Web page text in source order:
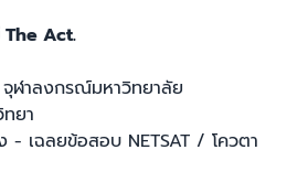
Act.
ฬาลงกรณ์มหาวิทยาลัย
ทยา
- เฉลยข้อสอบ NETSAT / โควตา